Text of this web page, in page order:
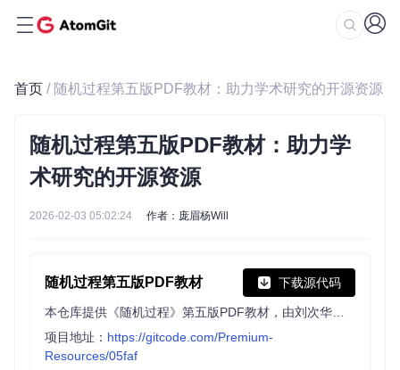
首页 / 随机过程第五版PDF教材：助力学术研究的开源资源
随机过程第五版PDF教材：助力学
术研究的开源资源
2026-02-03 05:02:24 作者：庞眉杨Will
随机过程第五版PDF教材 下载源代码
项目地址： https://gitcode.com/Premium-
Resources/05faf